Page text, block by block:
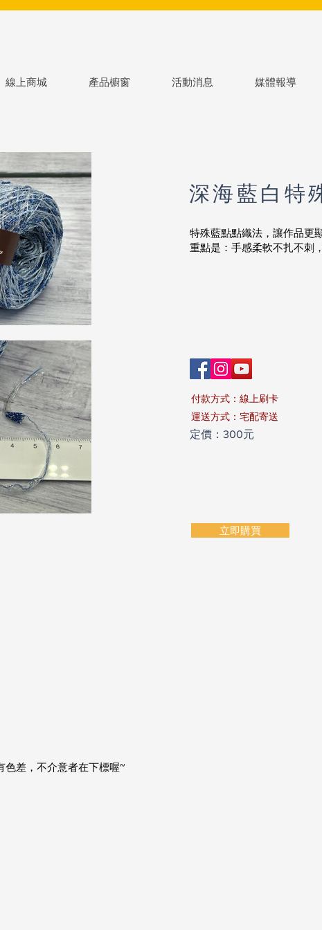
線上商城 產品櫥窗 活動消息 媒體報導
定價：300元
深海藍白特
立即購買
付款方式：線上刷卡
​運送方式：宅配寄送
特殊藍點點織法，讓作品更
重點是：手感柔軟不扎不刺
色差，不介意者在下標喔~